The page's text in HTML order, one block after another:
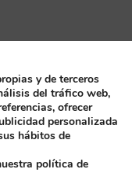
nuestra página web:
se realizará
sujeto a
y de terceros
del tráfico web,
ofrecer
personalizada
hábitos de
política de